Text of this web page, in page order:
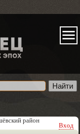
район
Вход